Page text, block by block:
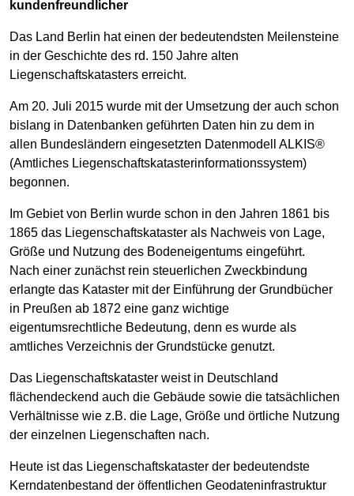
kundenfreundlicher
Das Land Berlin hat einen der bedeutendsten Meilensteine
in der Geschichte des rd. 150 Jahre alten
Liegenschaftskatasters erreicht.
Am 20. Juli 2015 wurde mit der Umsetzung der auch schon
bislang in Datenbanken geführten Daten hin zu dem in
allen Bundesländern eingesetzten Datenmodell ALKIS®
(Amtliches Liegenschaftskatasterinformationssystem)
begonnen.
Im Gebiet von Berlin wurde schon in den Jahren 1861 bis
1865 das Liegenschaftskataster als Nachweis von Lage,
Größe und Nutzung des Bodeneigentums eingeführt.
Nach einer zunächst rein steuerlichen Zweckbindung
erlangte das Kataster mit der Einführung der Grundbücher
in Preußen ab 1872 eine ganz wichtige
eigentumsrechtliche Bedeutung, denn es wurde als
amtliches Verzeichnis der Grundstücke genutzt.
Das Liegenschaftskataster weist in Deutschland
flächendeckend auch die Gebäude sowie die tatsächlichen
Verhältnisse wie z.B. die Lage, Größe und örtliche Nutzung
der einzelnen Liegenschaften nach.
Heute ist das Liegenschaftskataster der bedeutendste
Kerndatenbestand der öffentlichen Geodateninfrastruktur